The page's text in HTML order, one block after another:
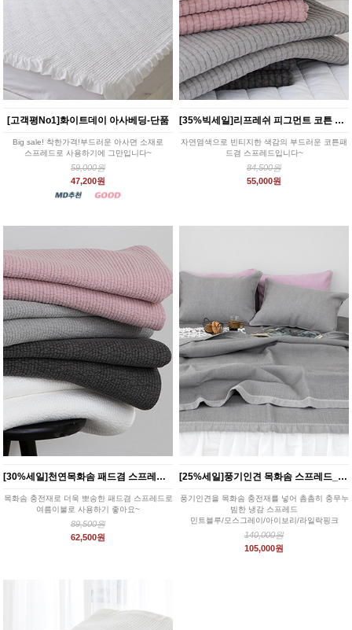
[고객평No1]화이트데이 아사베딩-단품
Big sale! 착한가격!부드러운 아사면 소재로
스프레드로 사용하기에 그만입니다~
59,000원
47,200원
[35%빅세일]리프레쉬 피그먼트 코튼 패드_4color
자연염색으로 빈티지한 색감의 부드러운 코튼패
드겸 스프레드입니다~
84,500원
55,000원
[30%세일]천연목화솜 패드겸 스프레드 4color
목화솜 충전재로 더욱 뽀송한 패드겸 스프레드로
여름이불로 사용하기 좋아요~
89,500원
62,500원
[25%세일]풍기인견 목화솜 스프레드_4color
풍기인견을 목화솜 충전재를 넣어 촘촘히 충무누
빔한 냉감 스프레드
민트블루/모스그레이/아이보리/라일락핑크
140,000원
105,000원